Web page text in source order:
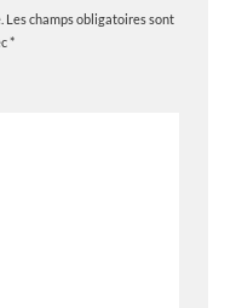
Les champs obligatoires sont
*